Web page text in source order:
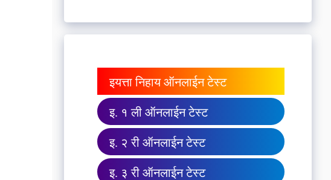
इयत्ता निहाय ऑनलाईन टेस्ट
इ. १ ली ऑनलाईन टेस्ट
इ. २ री ऑनलाईन टेस्ट
इ. ३ री ऑनलाईन टेस्ट